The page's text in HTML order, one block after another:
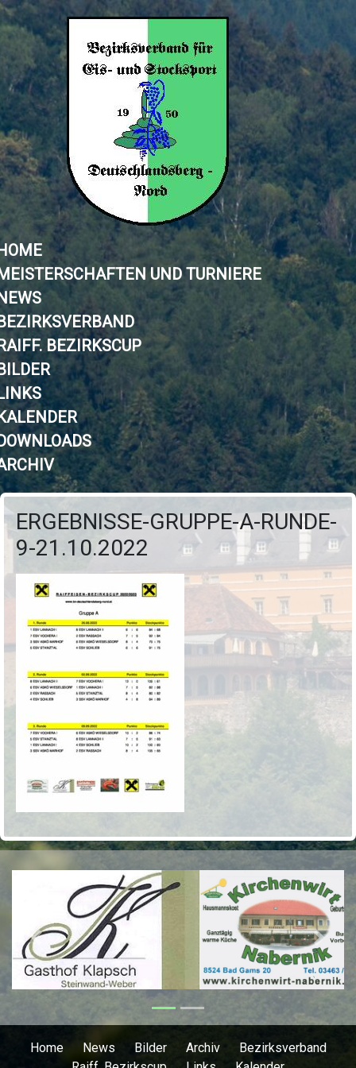
UND TURNIERE
BEZIRKSCUP
ERGEBNISSE-GRUPPE-A-RUNDE-
9-21.10.2022
Previous Next
Home News Bilder Archiv
Bezirksverband